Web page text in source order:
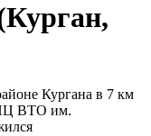
Кургана в 7 км
ВТО им.